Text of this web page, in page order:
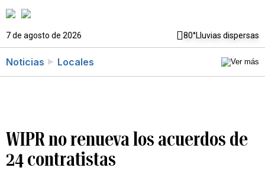
7 de agosto de 2026 80°Lluvias dispersas
Noticias Locales
WIPR no renueva los acuerdos de
24 contratistas